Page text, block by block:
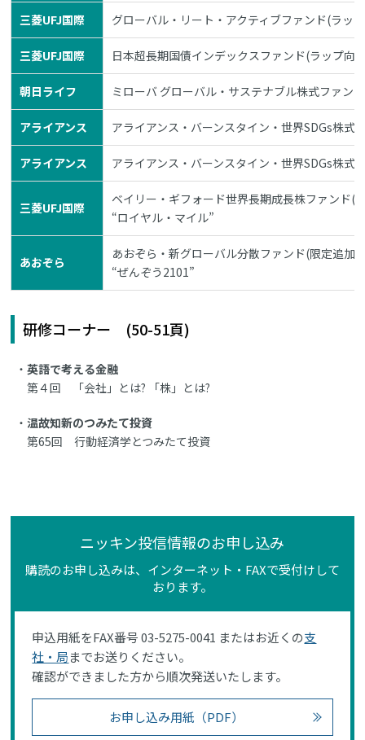
三菱UFJ国際 グローバル・リート・アクティブファンド(ラッ
三菱UFJ国際 日本超長期国債インデックスファンド(ラップ向
朝日ライフ ミローバ グローバル・サステナブル株式ファンド
アライアンス アライアンス・バーンスタイン・世界SDGs株式
アライアンス アライアンス・バーンスタイン・世界SDGs株式
三菱UFJ国際
ベイリー・ギフォード世界長期成長株ファンド(
“ロイヤル・マイル”
あおぞら
あおぞら・新グローバル分散ファンド(限定追加
“ぜんぞう2101”
研修コーナー (50-51頁)
英語で考える金融
第４回 「会社」とは? 「株」とは?
温故知新のつみたて投資
第65回 行動経済学とつみたて投資
ニッキン投信情報のお申し込み
購読のお申し込みは、インターネット・FAXで受付けして
おります。
申込用紙をFAX番号 03-5275-0041 またはお近くの支
社・局までお送りください。
確認ができました方から順次発送いたします。
お申し込み用紙（PDF）